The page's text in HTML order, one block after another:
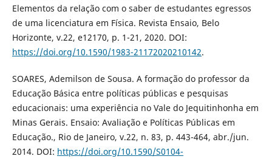
Elementos da relação com o saber de estudantes egressos
de uma licenciatura em Física. Revista Ensaio, Belo
Horizonte, v.22, e12170, p. 1-21, 2020. DOI:
https://doi.org/10.1590/1983-21172020210142.
SOARES, Ademilson de Sousa. A formação do professor da
Educação Básica entre políticas públicas e pesquisas
educacionais: uma experiência no Vale do Jequitinhonha em
Minas Gerais. Ensaio: Avaliação e Políticas Públicas em
Educação., Rio de Janeiro, v.22, n. 83, p. 443-464, abr./jun.
2014. DOI: https://doi.org/10.1590/S0104-